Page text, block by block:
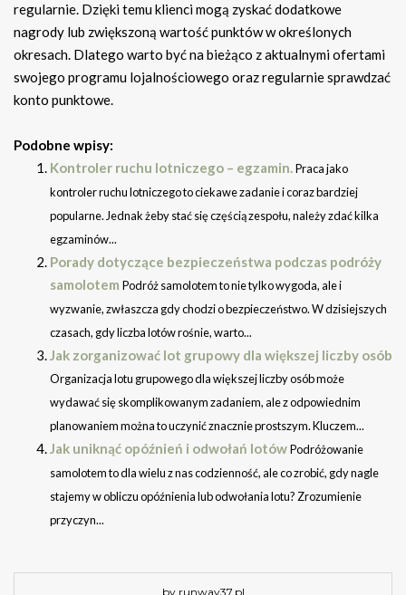
regularnie. Dzięki temu klienci mogą zyskać dodatkowe
nagrody lub zwiększoną wartość punktów w określonych
okresach. Dlatego warto być na bieżąco z aktualnymi ofertami
swojego programu lojalnościowego oraz regularnie sprawdzać
konto punktowe.
Podobne wpisy:
Kontroler ruchu lotniczego – egzamin.Praca jako
kontroler ruchu lotniczego to ciekawe zadanie i coraz bardziej
popularne. Jednak żeby stać się częścią zespołu, należy zdać kilka
egzaminów...
Porady dotyczące bezpieczeństwa podczas podróży
samolotem Podróż samolotem to nie tylko wygoda, ale i
wyzwanie, zwłaszcza gdy chodzi o bezpieczeństwo. W dzisiejszych
czasach, gdy liczba lotów rośnie, warto...
Jak zorganizować lot grupowy dla większej liczby osób
Organizacja lotu grupowego dla większej liczby osób może
wydawać się skomplikowanym zadaniem, ale z odpowiednim
planowaniem można to uczynić znacznie prostszym. Kluczem...
Jak uniknąć opóźnień i odwołań lotówPodróżowanie
samolotem to dla wielu z nas codzienność, ale co zrobić, gdy nagle
stajemy w obliczu opóźnienia lub odwołania lotu? Zrozumienie
przyczyn...
by runway37.pl